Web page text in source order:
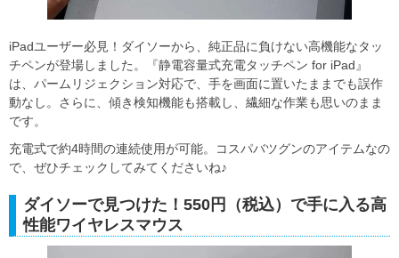
iPadユーザー必見！ダイソーから、純正品に負けない高機能なタッ
チペンが登場しました。『静電容量式充電タッチペン for iPad』
は、パームリジェクション対応で、手を画面に置いたままでも誤作
動なし。さらに、傾き検知機能も搭載し、繊細な作業も思いのまま
です。
充電式で約4時間の連続使用が可能。コスパバツグンのアイテムなの
で、ぜひチェックしてみてくださいね♪
ダイソーで見つけた！550円（税込）で手に入る高
性能ワイヤレスマウス